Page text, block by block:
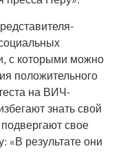
с которыми можно
положительного
на ВИЧ-
знать свой
свое
«В результате они